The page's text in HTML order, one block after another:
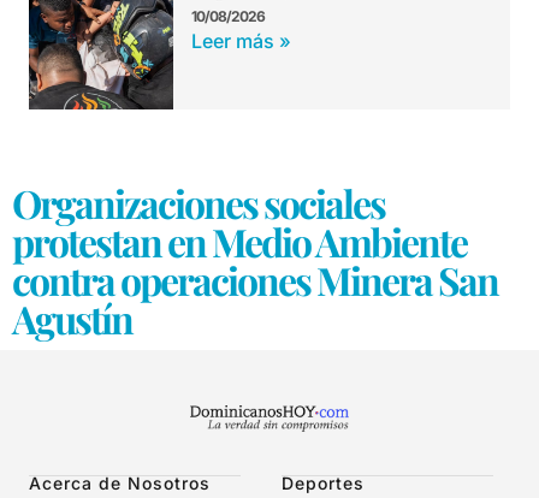
10/08/2026
Leer más »
Organizaciones sociales
protestan en Medio Ambiente
contra operaciones Minera San
Agustín
Acerca de Nosotros
Deportes